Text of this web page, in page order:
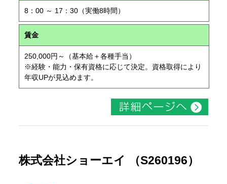
8：00 ～ 17：30（実働8時間）
賃金
250,000円～（基本給＋各種手当）
※経験・能力・保有資格に応じて決定。資格取得により
年収UPが見込めます。
株式会社ショーエイ （S260196）